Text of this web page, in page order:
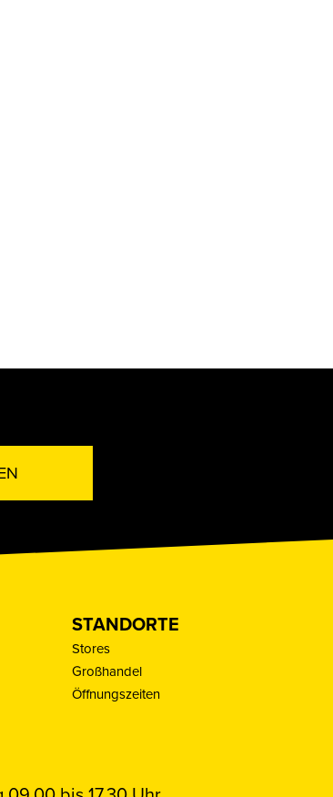
STANDORTE
Stores
Großhandel
Öffnungszeiten